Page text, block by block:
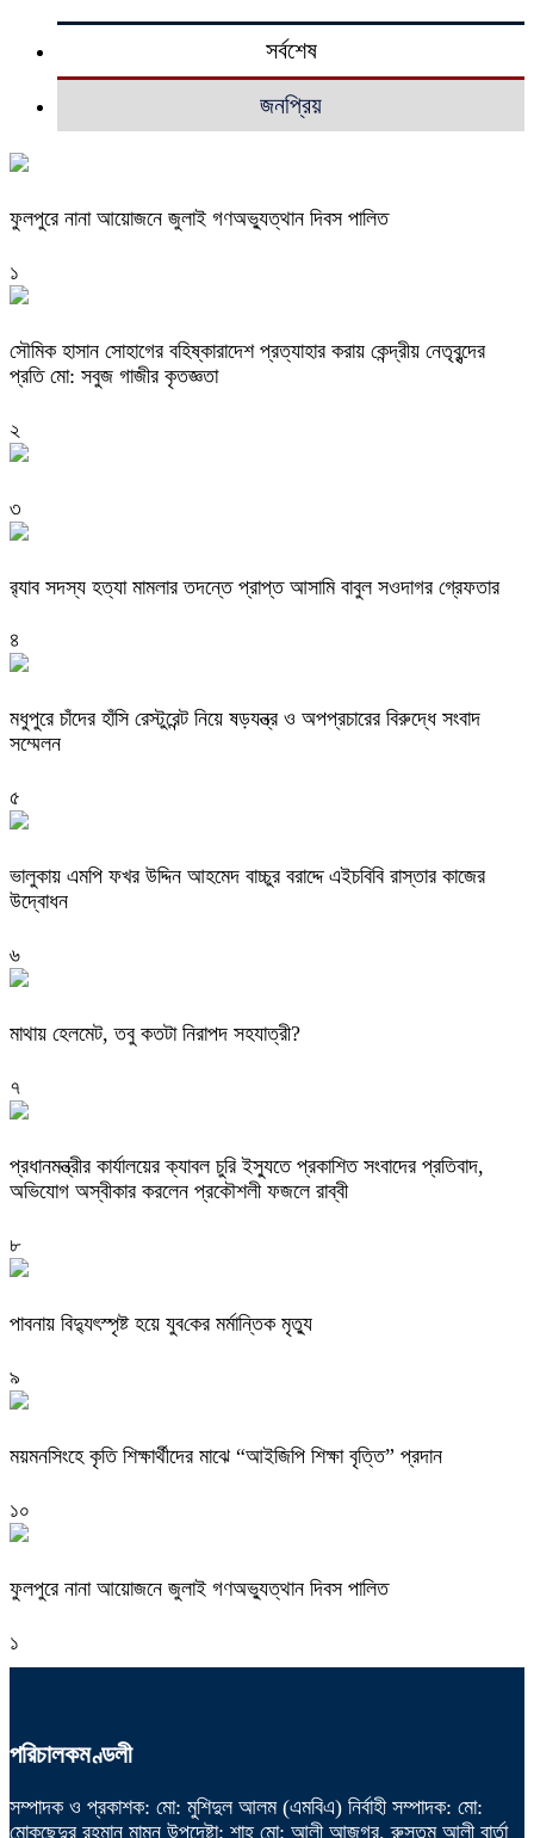
সর্বশেষ
জনপ্রিয়
ফুলপুরে নানা আয়োজনে জুলাই গণঅভ্যুত্থান দিবস পালিত
১
সৌমিক হাসান সোহাগের বহিষ্কারাদেশ প্রত্যাহার করায় কেন্দ্রীয় নেতৃবৃন্দের
প্রতি মো: সবুজ গাজীর কৃতজ্ঞতা
২
৩
র‌্যাব সদস্য হত্যা মামলার তদন্তে প্রাপ্ত আসামি বাবুল সওদাগর গ্রেফতার
৪
মধুপুরে চাঁদের হাঁসি রেস্টুরেন্ট নিয়ে ষড়যন্ত্র ও অপপ্রচারের বিরুদ্ধে সংবাদ
সম্মেলন
৫
ভালুকায় এমপি ফখর উদ্দিন আহমেদ বাচ্চুর বরাদ্দে এইচবিবি রাস্তার কাজের
উদ্বোধন
৬
মাথায় হেলমেট, তবু কতটা নিরাপদ সহযাত্রী?
৭
প্রধানমন্ত্রীর কার্যালয়ের ক্যাবল চুরি ইস্যুতে প্রকাশিত সংবাদের প্রতিবাদ,
অভিযোগ অস্বীকার করলেন প্রকৌশলী ফজলে রাব্বী
৮
পাবনায় বিদ্যুৎস্পৃষ্ট হয়ে যুব‌কের মর্মান্তিক মৃত্যু
৯
ময়মনসিংহে কৃতি শিক্ষার্থীদের মাঝে “আইজিপি শিক্ষা বৃত্তি” প্রদান
১০
ফুলপুরে নানা আয়োজনে জুলাই গণঅভ্যুত্থান দিবস পালিত
১
পরিচালকমণ্ডলী
সম্পাদক ও প্রকাশক: মো: মুশিদুল আলম (এমবিএ) নির্বাহী সম্পাদক: মো:
মোকছেদুর রহমান মামুন উপদেষ্টা: শাহ্ মো: আলী আজগর, রুস্তম আলী বার্তা